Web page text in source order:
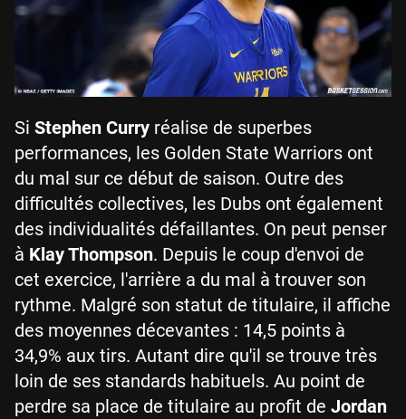
Si Stephen Curry réalise de superbes
performances, les Golden State Warriors ont
du mal sur ce début de saison. Outre des
difficultés collectives, les Dubs ont également
des individualités défaillantes. On peut penser
à Klay Thompson. Depuis le coup d'envoi de
cet exercice, l'arrière a du mal à trouver son
rythme. Malgré son statut de titulaire, il affiche
des moyennes décevantes : 14,5 points à
34,9% aux tirs. Autant dire qu'il se trouve très
loin de ses standards habituels. Au point de
perdre sa place de titulaire au profit de Jordan